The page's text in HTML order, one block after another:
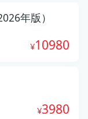
年版）
10980
3980